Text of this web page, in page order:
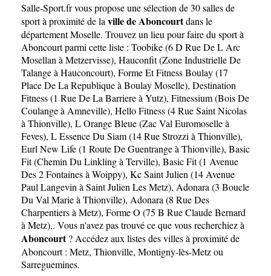
Salle-Sport.frvous propose une sélection de 30 salles de
sport à proximité de la ville de Aboncourtdans le
départementMoselle. Trouvez un lieu pour faire du sport à
Aboncourt parmi cette liste : Toobike (6 D Rue De L Arc
Mosellan à Metzervisse), Hauconfit (Zone Industrielle De
Talange à Hauconcourt), Forme Et Fitness Boulay (17
Place De La Republique à Boulay Moselle), Destination
Fitness (1 Rue De La Barriere à Yutz), Fitnessium (Bois De
Coulange à Amneville), Hello Fitness (4 Rue Saint Nicolas
à Thionville), L Orange Bleue (Zac Val Euromoselle à
Feves), L Essence Du Siam (14 Rue Strozzi à Thionville),
Eurl New Life (1 Route De Guentrange à Thionville), Basic
Fit (Chemin Du Linkling à Terville), Basic Fit (1 Avenue
Des 2 Fontaines à Woippy), Kc Saint Julien (14 Avenue
Paul Langevin à Saint Julien Les Metz), Adonara (3 Boucle
Du Val Marie à Thionville), Adonara (8 Rue Des
Charpentiers à Metz), Forme O (75 B Rue Claude Bernard
à Metz),. Vous n'avez pas trouvé ce que vous recherchiez à
Aboncourt? Accédez aux listes des villes à proximité de
Aboncourt : Metz, Thionville, Montigny-lès-Metzou
Sarreguemines.